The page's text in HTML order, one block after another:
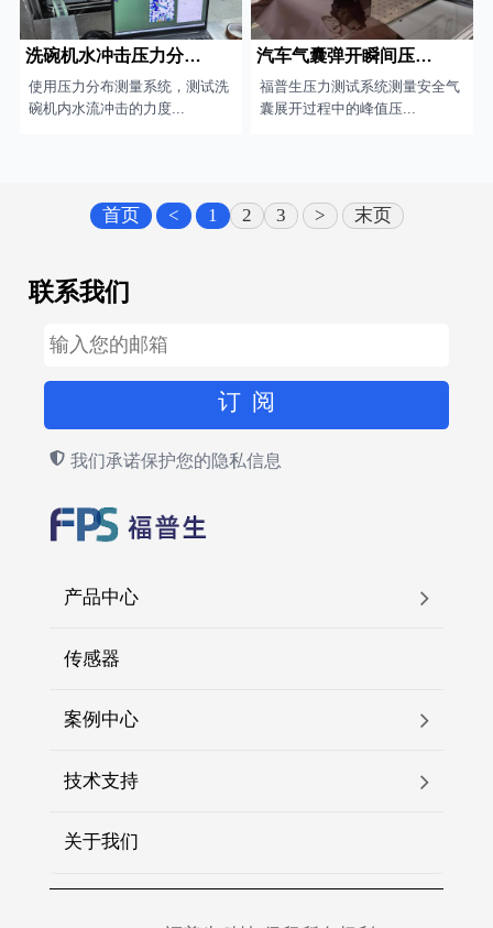
洗碗机水冲击压力分布测试
使用压力分布测量系统，测试洗
碗机内水流冲击的力度...
汽车气囊弹开瞬间压力测试
福普生压力测试系统测量安全气
囊展开过程中的峰值压...
首页 < 1 2 3 > 末页
联系我们
我们承诺保护您的隐私信息
产品中心
传感器
案例中心
技术支持
关于我们